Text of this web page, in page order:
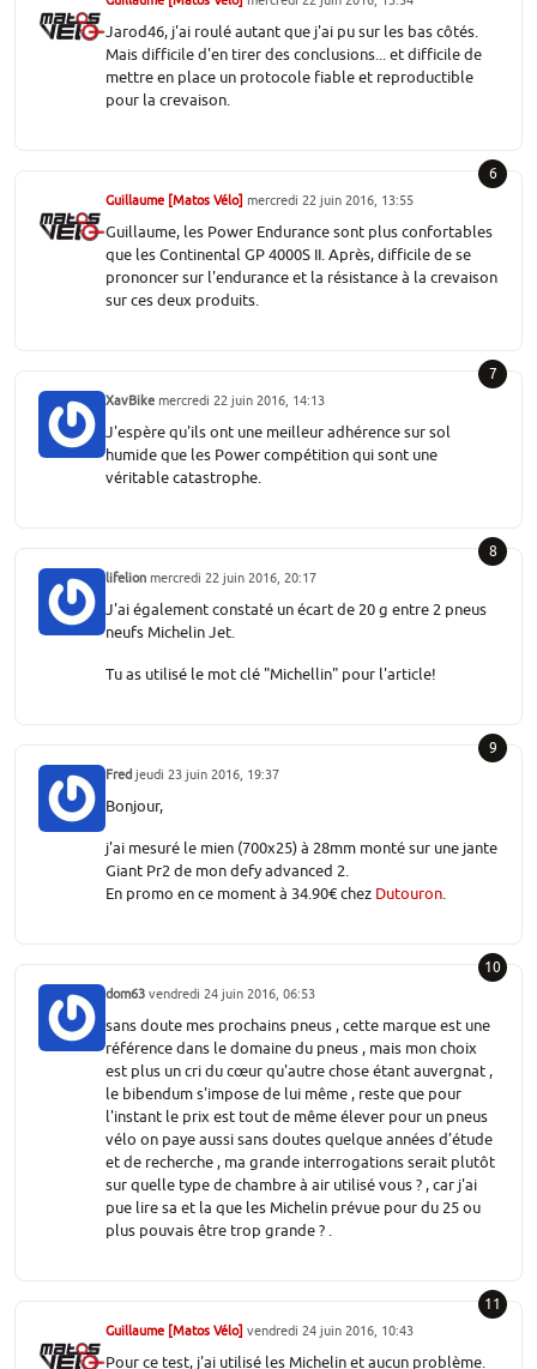
Jarod46, j'ai roulé autant que j'ai pu sur les bas côtés.
Mais difficile d'en tirer des conclusions... et difficile de
mettre en place un protocole fiable et reproductible
pour la crevaison.
6
Guillaume [Matos Vélo] mercredi 22 juin 2016, 13:55
Guillaume, les Power Endurance sont plus confortables
que les Continental GP 4000S II. Après, difficile de se
prononcer sur l'endurance et la résistance à la crevaison
sur ces deux produits.
7
XavBike mercredi 22 juin 2016, 14:13
J'espère qu'ils ont une meilleur adhérence sur sol
humide que les Power compétition qui sont une
véritable catastrophe.
8
lifelion mercredi 22 juin 2016, 20:17
J'ai également constaté un écart de 20 g entre 2 pneus
neufs Michelin Jet.
Tu as utilisé le mot clé "Michellin" pour l'article!
9
Fred jeudi 23 juin 2016, 19:37
Bonjour,
j'ai mesuré le mien (700x25) à 28mm monté sur une jante
Giant Pr2 de mon defy advanced 2.
En promo en ce moment à 34.90€ chez Dutouron.
10
dom63 vendredi 24 juin 2016, 06:53
sans doute mes prochains pneus , cette marque est une
référence dans le domaine du pneus , mais mon choix
est plus un cri du cœur qu'autre chose étant auvergnat ,
le bibendum s'impose de lui même , reste que pour
l'instant le prix est tout de même élever pour un pneus
vélo on paye aussi sans doutes quelque années d’étude
et de recherche , ma grande interrogations serait plutôt
sur quelle type de chambre à air utilisé vous ? , car j'ai
pue lire sa et la que les Michelin prévue pour du 25 ou
plus pouvais être trop grande ? .
11
Guillaume [Matos Vélo] vendredi 24 juin 2016, 10:43
Pour ce test, j'ai utilisé les Michelin et aucun problème.